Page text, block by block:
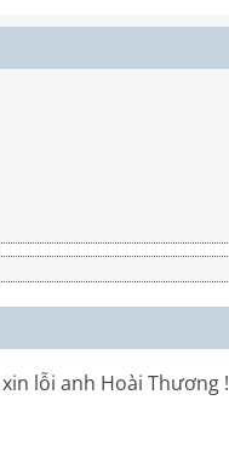
lỗi anh Hoài Thương !